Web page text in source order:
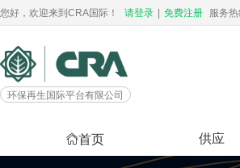
您好，欢迎来到CRA国际！ 请登录 免费注册 服务
环保再生国际平台有限公司
首页 供应